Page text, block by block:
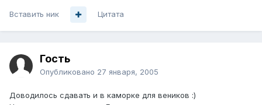
Вставить ник Цитата
Гость
Опубликовано 27 января, 2005
Доводилось сдавать и в каморке для веников :)